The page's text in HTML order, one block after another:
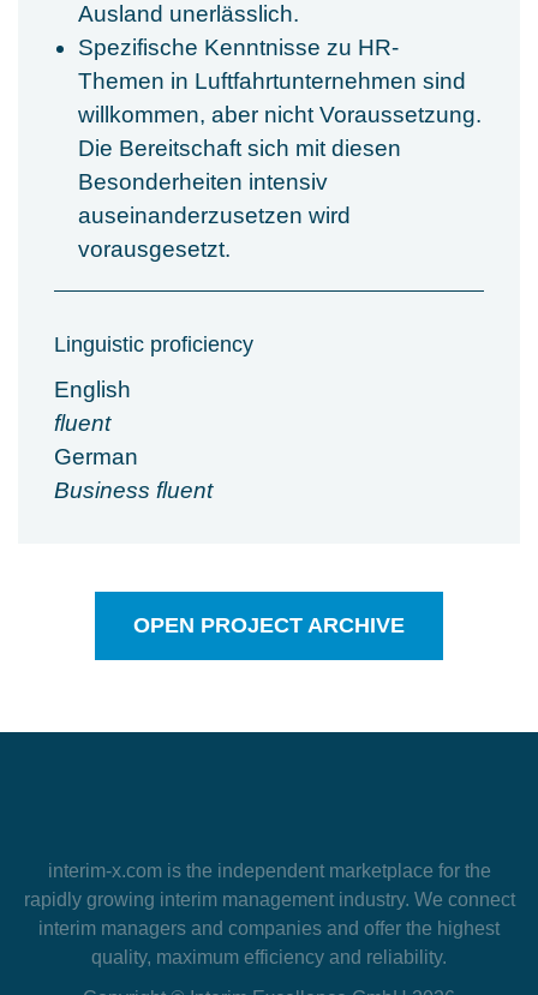
Ausland unerlässlich.
Spezifische Kenntnisse zu HR-
Themen in Luftfahrtunternehmen sind
willkommen, aber nicht Voraussetzung.
Die Bereitschaft sich mit diesen
Besonderheiten intensiv
auseinanderzusetzen wird
vorausgesetzt.
Linguistic proficiency
English
fluent
German
Business fluent
OPEN PROJECT ARCHIVE
interim-x.comis the independent marketplace for the
rapidly growing interim management industry. We connect
interim managers and companies and offer the highest
quality, maximum efficiency and reliability.